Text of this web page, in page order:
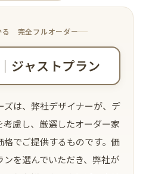
る 完全フルオーダー
｜ジャストプラン
ズは、弊社デザイナーが、デ
慮し、厳選したオーダー家
でご提供するものです。価
を選んでいただき、弊社が